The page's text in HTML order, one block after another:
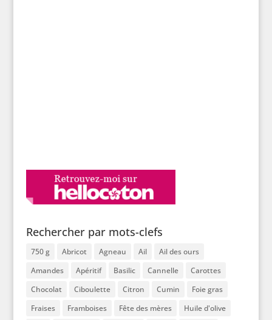
Rechercher par mots-clefs
750 g Abricot Agneau Ail
Ail des ours
Amandes
Apéritif Basilic Cannelle
Carottes
Chocolat
Ciboulette Citron Cumin
Foie gras
Fraises
Framboises Fête des mères Huile d'olive